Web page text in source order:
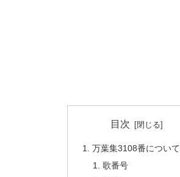
目次
万葉集3108番について
歌番号